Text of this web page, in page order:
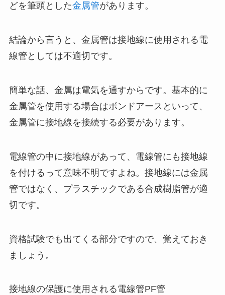
どを筆頭とした金属管があります。
結論から言うと、金属管は接地線に使用される電
線管としては不適切です。
簡単な話、金属は電気を通すからです。基本的に
金属管を使用する場合はボンドアースといって、
金属管に接地線を接続する必要があります。
電線管の中に接地線があって、電線管にも接地線
を付けるって意味不明ですよね。接地線には金属
管ではなく、プラスチックである合成樹脂管が適
切です。
資格試験でも出てくる部分ですので、覚えておき
ましょう。
接地線の保護に使用される電線管PF管